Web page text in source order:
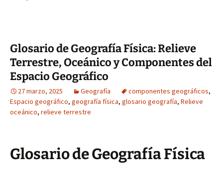
Glosario de Geografía Física: Relieve
Terrestre, Oceánico y Componentes del
Espacio Geográfico
27 marzo, 2025 Geografía componentes geográficos,
Espacio geográfico, geografía física, glosario geografía, Relieve
oceánico, relieve terrestre
Glosario de Geografía Física